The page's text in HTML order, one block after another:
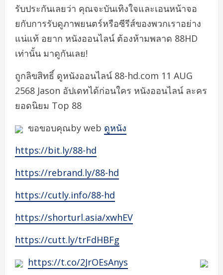
รับประกันเลยว่า คุณจะบันเทิงใจและเอนหน้าจอ
ยกับการรับดูภาพยนตร์หรือซีรีส์ของพวกเราอย่าง
แน่แท้ อยาก หนังออนไลน์ ต้องห้ามพลาด 88HD
เท่านั้น มาดูกันเลย!
ถูกลิขสิทธิ์ ดูหนังออนไลน์ 88-hd.com 11 AUG
2568 Jason อัปเดทได้ก่อนใคร หนังออนไลน์ ละคร
ยอดนิยม Top 88
ขอขอบคุณby web ดูหนัง
https://bit.ly/88-hd
https://rebrand.ly/88-hd
https://cutly.info/88-hd
https://shorturl.asia/xwhEV
https://cutt.ly/trFdHBFg
https://t.co/2JrOEsAnys